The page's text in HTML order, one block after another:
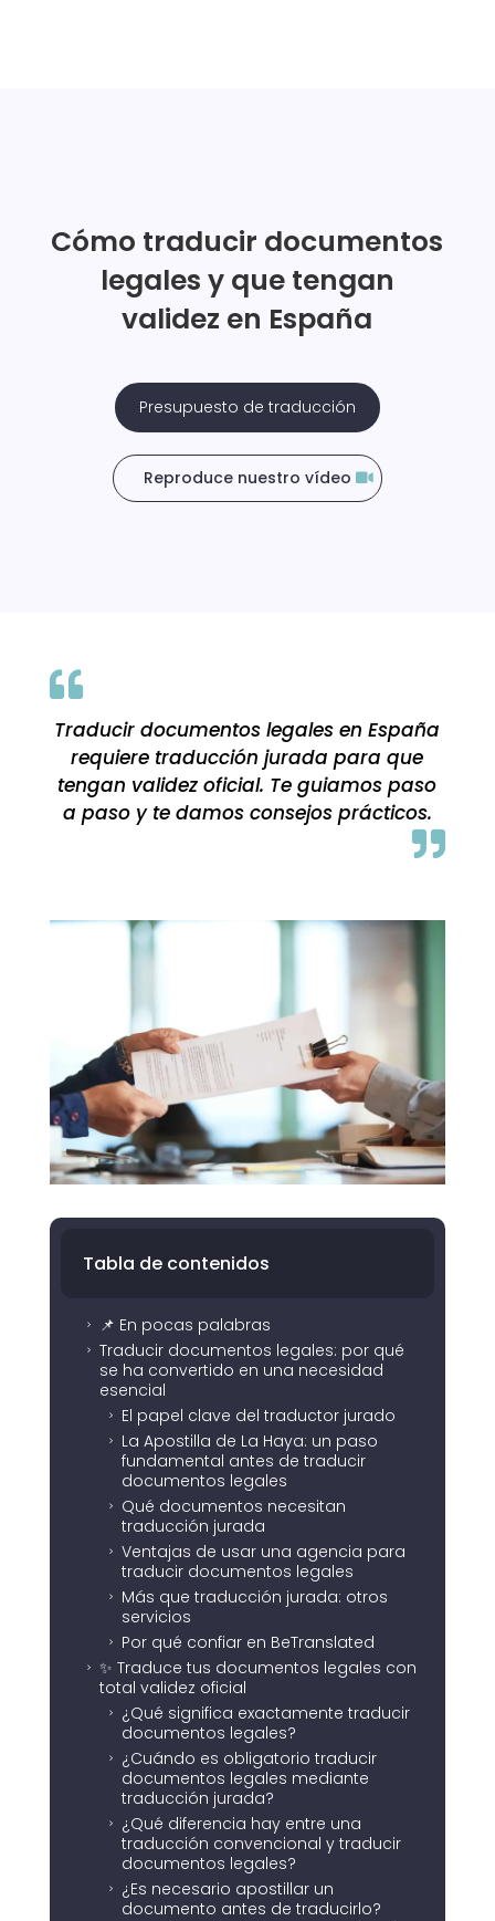
Cómo traducir documentos
legales y que tengan
validez en España
Presupuesto de traducción
Reproduce nuestro vídeo

Traducir documentos legales en España
requiere traducción jurada para que
tengan validez oficial. Te guiamos paso
a paso y te damos consejos prácticos.

Tabla de contenidos
5 📌 En pocas palabras
5
Traducir documentos legales: por qué
se ha convertido en una necesidad
esencial
5 El papel clave del traductor jurado
5
La Apostilla de La Haya: un paso
fundamental antes de traducir
documentos legales
5
Qué documentos necesitan
traducción jurada
5
Ventajas de usar una agencia para
traducir documentos legales
5
Más que traducción jurada: otros
servicios
5 Por qué confiar en BeTranslated
5
✨ Traduce tus documentos legales con
total validez oficial
5
¿Qué significa exactamente traducir
documentos legales?
5
¿Cuándo es obligatorio traducir
documentos legales mediante
traducción jurada?
5
¿Qué diferencia hay entre una
traducción convencional y traducir
documentos legales?
5
¿Es necesario apostillar un
documento antes de traducirlo?